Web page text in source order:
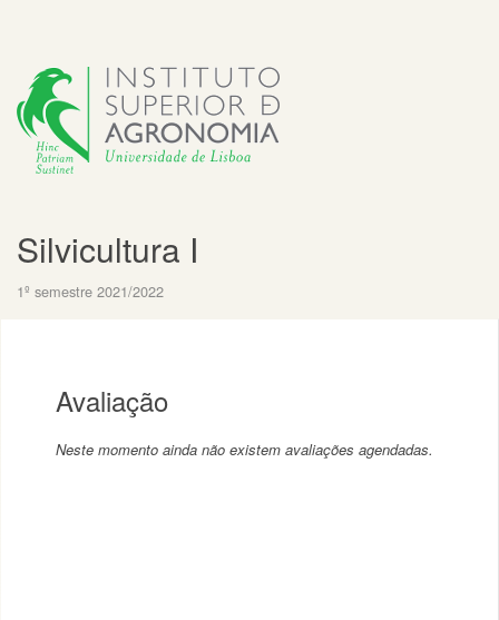
Silvicultura I
1º semestre 2021/2022
Avaliação
Neste momento ainda não existem avaliações agendadas.